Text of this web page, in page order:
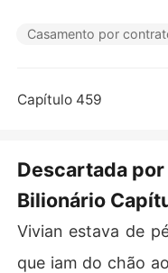
"Não use essas
Ele desligou na
Casamento por
Capítulo 459
Descartada
Bilionário
Vivian estava de
que iam do chão